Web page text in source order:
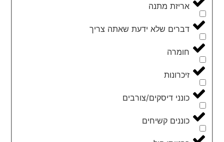
אריזת מתנה
דברים שלא ידעת שאתה צריך
חומרה
זיכרונות
כונני דיסקים/צורבים
כוננים קשיחים